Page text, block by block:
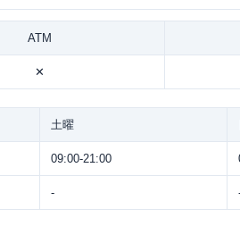
ATM
✕
土曜
09:00-21:00
-